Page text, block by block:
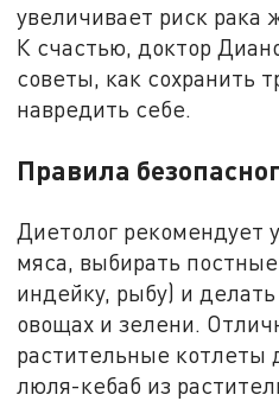
увеличивает риск рака
К счастью, доктор
советы, как сохранить
навредить себе.
Правила
Диетолог рекомендует
мяса, выбирать
индейку, рыбу) и
овощах и зелени.
растительные котлеты
люля-кебаб из